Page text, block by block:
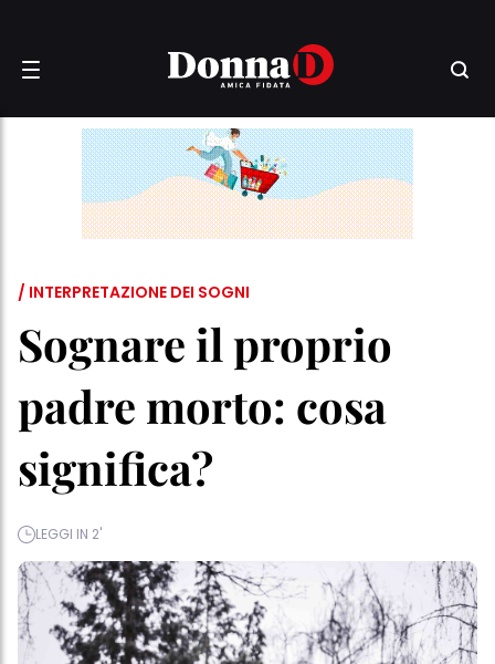
/ INTERPRETAZIONE DEI SOGNI
Sognare il proprio
padre morto: cosa
significa?
LEGGI IN 2'